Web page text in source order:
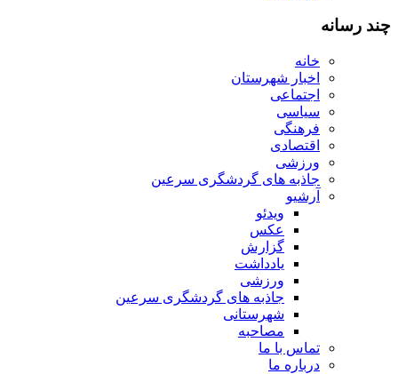
چند رسانه
خانه
اخبار شهرستان
اجتماعی
سیاسی
فرهنگی
اقتصادی
ورزشی
جاذبه های گردشگری سرعین
آرشیو
ویدئو
عکس
گزارش
یادداشت
ورزشی
جاذبه های گردشگری سرعین
شهرستانی
مصاحبه
تماس با ما
درباره ما